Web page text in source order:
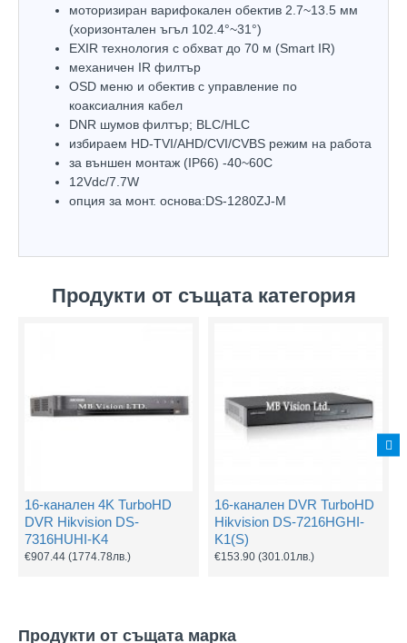
моторизиран варифокален обектив 2.7~13.5 мм
(хоризонтален ъгъл 102.4°~31°)
EXIR технология с обхват до 70 м (Smart IR)
механичен IR филтър
OSD меню и обектив с управление по
коаксиалния кабел
DNR шумов филтър; BLC/HLC
избираем HD-TVI/AHD/CVI/CVBS режим на работа
за външен монтаж (IP66) -40~60C
12Vdc/7.7W
опция за монт. основа:DS-1280ZJ-М
Продукти от същата категория
16-канален 4K TurboHD
DVR Hikvision DS-
7316HUHI-K4
€907.44 (1774.78лв.)
16-канален DVR TurboHD
Hikvision DS-7216HGHI-
K1(S)
€153.90 (301.01лв.)
Продукти от същата марка